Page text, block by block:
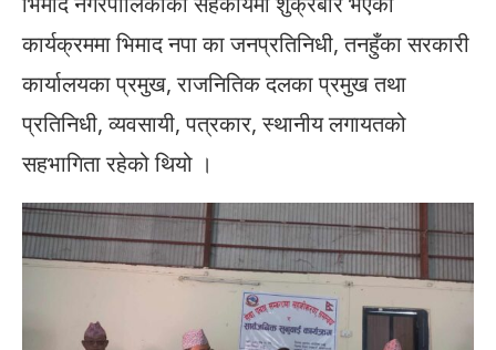
कार्यक्रममा भिमाद नपा का जनप्रतिनिधी, तनहुँका सरकारी
कार्यालयका प्रमुख, राजनितिक दलका प्रमुख तथा
प्रतिनिधी, व्यवसायी, पत्रकार, स्थानीय लगायतको
सहभागिता रहेको थियो ।